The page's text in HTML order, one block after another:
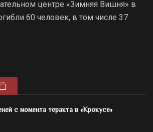
центре «Зимняя Вишня» в
60 человек, в том числе 37
с момента теракта в «Крокусе»